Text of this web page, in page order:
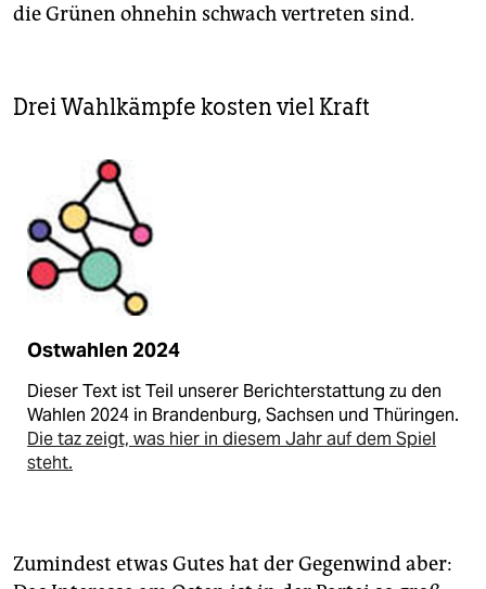
die Grünen ohnehin schwach vertreten sind.
Drei Wahlkämpfe kosten viel Kraft
Ostwahlen 2024
Dieser Text ist Teil unserer Berichterstattung zu den
Wahlen 2024 in Brandenburg, Sachsen und Thüringen.
Die taz zeigt, was hier in diesem Jahr auf dem Spiel
steht.
Zumindest etwas Gutes hat der Gegenwind aber: